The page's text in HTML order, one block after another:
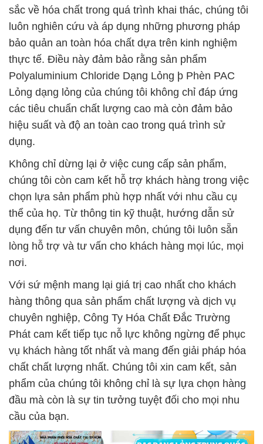
sắc về hóa chất trong quá trình khai thác, chúng tôi
luôn nghiên cứu và áp dụng những phương pháp
bảo quản an toàn hóa chất dựa trên kinh nghiệm
thực tế. Điều này đảm bảo rằng sản phẩm
Polyaluminium Chloride Dạng Lỏng þ Phèn PAC
Lỏng dạng lỏng của chúng tôi không chỉ đáp ứng
các tiêu chuẩn chất lượng cao mà còn đảm bảo
hiệu suất và độ an toàn cao trong quá trình sử
dụng.
Không chỉ dừng lại ở việc cung cấp sản phẩm,
chúng tôi còn cam kết hỗ trợ khách hàng trong việc
chọn lựa sản phẩm phù hợp nhất với nhu cầu cụ
thể của họ. Từ thông tin kỹ thuật, hướng dẫn sử
dụng đến tư vấn chuyên môn, chúng tôi luôn sẵn
lòng hỗ trợ và tư vấn cho khách hàng mọi lúc, mọi
nơi.
Với sứ mệnh mang lại giá trị cao nhất cho khách
hàng thông qua sản phẩm chất lượng và dịch vụ
chuyên nghiệp, Công Ty Hóa Chất Đắc Trường
Phát cam kết tiếp tục nỗ lực không ngừng để phục
vụ khách hàng tốt nhất và mang đến giải pháp hóa
chất chất lượng nhất. Chúng tôi xin cam kết, sản
phẩm của chúng tôi không chỉ là sự lựa chọn hàng
đầu mà còn là sự tin tưởng tuyệt đối cho mọi nhu
cầu của bạn.